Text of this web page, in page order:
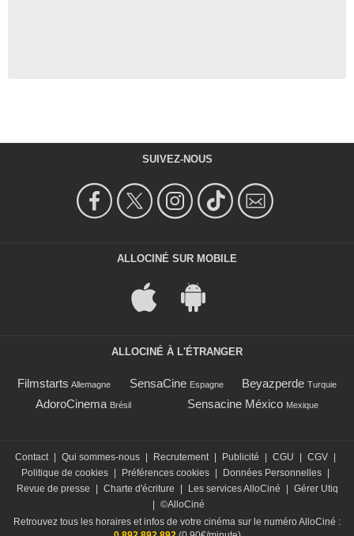
SUIVEZ-NOUS
ALLOCINÉ SUR MOBILE
ALLOCINÉ À L'ÉTRANGER
Filmstarts Allemagne SensaCine Espagne Beyazperde Turquie
AdoroCinema Brésil Sensacine México Mexique
Contact | Qui sommes-nous | Recrutement | Publicité | CGU | CGV |
Politique de cookies | Préférences cookies | Données Personnelles |
Revue de presse
| Charte d'écriture | Les services AlloCiné | Gérer Utiq
| ©AlloCiné
Retrouvez tous les horaires et infos de votre cinéma sur le numéro AlloCiné :